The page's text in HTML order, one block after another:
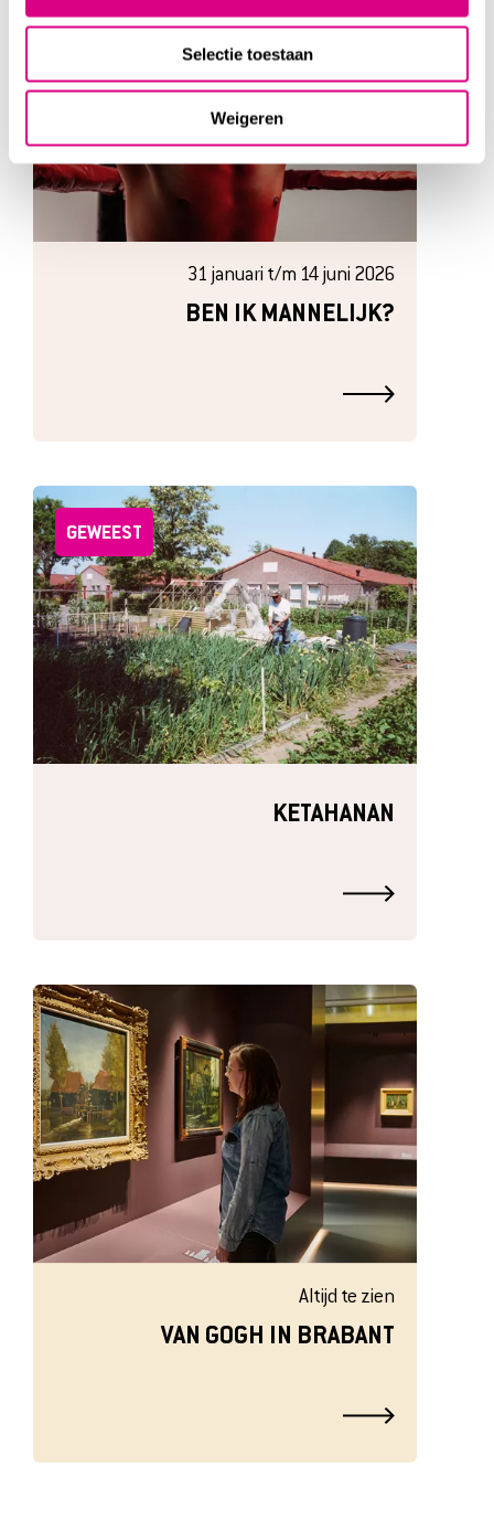
Selectie toestaan
Weigeren
31 januari t/m 14 juni 2026
BEN IK MANNELIJK?
GEWEEST
KETAHANAN
Altijd te zien
VAN GOGH IN BRABANT